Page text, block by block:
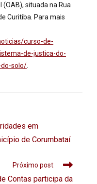
situada na Rua
Curitiba. Para mais
curso-de-
de-justica-do-
solo/
em
de Corumbataí
Próximo post
Contas participa da